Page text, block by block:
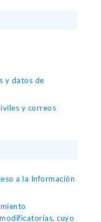
y datos de
y correos
a la Información
cuyo